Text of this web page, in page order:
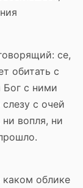
се,
обитать с
Бог с ними
с очей
вопля, ни
облике